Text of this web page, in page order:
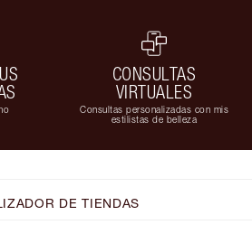
CONSULTAS
VIRTUALES
Consultas personalizadas con mis
estilistas de belleza
DE TIENDAS